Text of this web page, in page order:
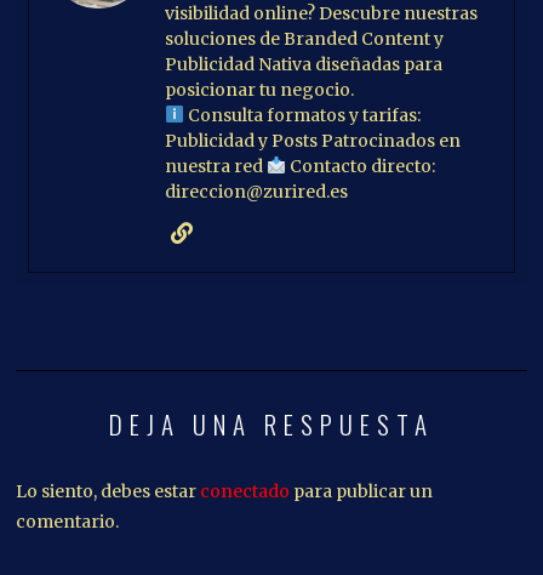
visibilidad online? Descubre nuestras
soluciones de Branded Content y
Publicidad Nativa diseñadas para
posicionar tu negocio.
Consulta formatos y tarifas:
Publicidad y Posts Patrocinados en
nuestra red
Contacto directo:
direccion@zurired.es
DEJA UNA RESPUESTA
Lo siento, debes estar conectado para publicar un
comentario.